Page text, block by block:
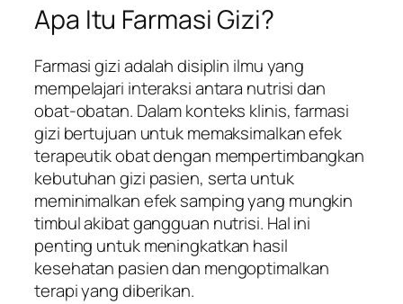
Apa Itu Farmasi Gizi?
Farmasi gizi adalah disiplin ilmu yang
mempelajari interaksi antara nutrisi dan
obat-obatan. Dalam konteks klinis, farmasi
gizi bertujuan untuk memaksimalkan efek
terapeutik obat dengan mempertimbangkan
kebutuhan gizi pasien, serta untuk
meminimalkan efek samping yang mungkin
timbul akibat gangguan nutrisi. Hal ini
penting untuk meningkatkan hasil
kesehatan pasien dan mengoptimalkan
terapi yang diberikan.